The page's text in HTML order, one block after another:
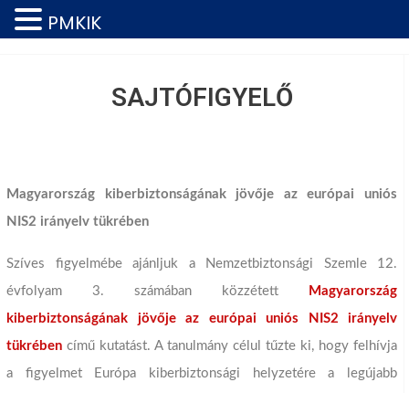
SAJTÓFIGYELŐ
Magyarország kiberbiztonságának jövője az európai uniós
NIS2 irányelv tükrében
Szíves figyelmébe ajánljuk a Nemzetbiztonsági Szemle 12.
évfolyam 3. számában közzétett
Magyarország
kiberbiztonságának jövője az európai uniós NIS2 irányelv
tükrében című kutatást. A tanulmány célul tűzte ki, hogy felhívja
a figyelmet Európa kiberbiztonsági helyzetére a legújabb
PMKIK